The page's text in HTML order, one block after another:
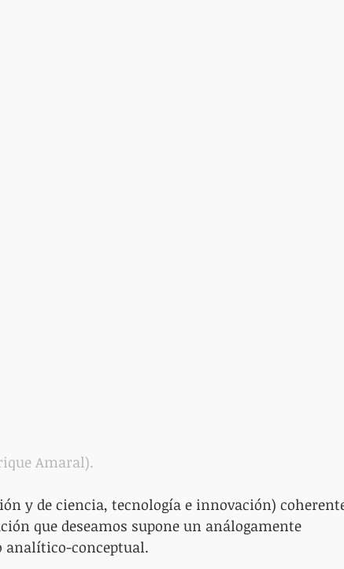
Amaral).
y de ciencia, tecnología e innovación)
que deseamos supone un análogamente
conceptual.